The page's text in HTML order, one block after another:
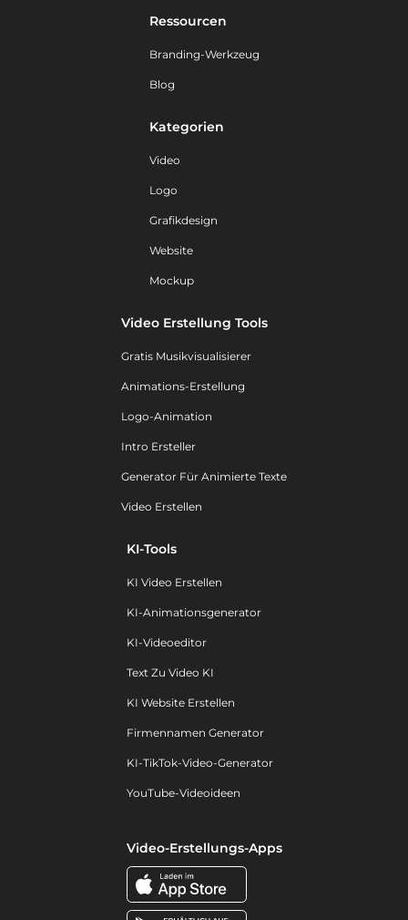
Ressourcen
Branding-Werkzeug
Blog
Kategorien
Video
Logo
Grafikdesign
Website
Mockup
Video Erstellung Tools
Gratis Musikvisualisierer
Animations-Erstellung
Logo-Animation
Intro Ersteller
Generator Für Animierte Texte
Video Erstellen
KI-Tools
KI Video Erstellen
KI-Animationsgenerator
KI-Videoeditor
Text Zu Video KI
KI Website Erstellen
Firmennamen Generator
KI-TikTok-Video-Generator
YouTube-Videoideen
Video-Erstellungs-Apps